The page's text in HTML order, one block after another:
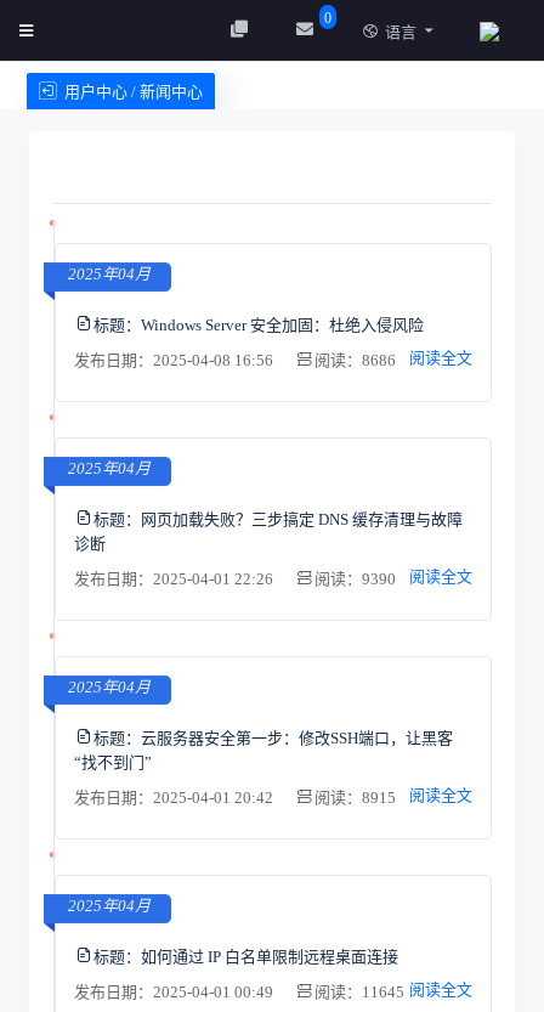
0
语言
用户中心 / 新闻中心
2025年04月
标题： Windows Server 安全加固：杜绝入侵风险
发布日期：2025-04-08 16:56
阅读：8686 阅读全文
2025年04月
标题： 网页加载失败？三步搞定 DNS 缓存清理与故障
诊断
发布日期：2025-04-01 22:26
阅读：9390 阅读全文
2025年04月
标题： 云服务器安全第一步：修改SSH端口，让黑客
“找不到门”
发布日期：2025-04-01 20:42
阅读：8915 阅读全文
2025年04月
标题： 如何通过 IP 白名单限制远程桌面连接
发布日期：2025-04-01 00:49
阅读：11645 阅读全文